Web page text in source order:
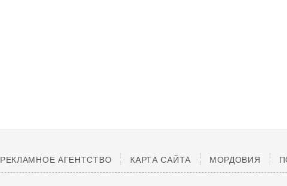
РЕКЛАМНОЕ АГЕНТСТВО КАРТА САЙТА МОРДОВИЯ